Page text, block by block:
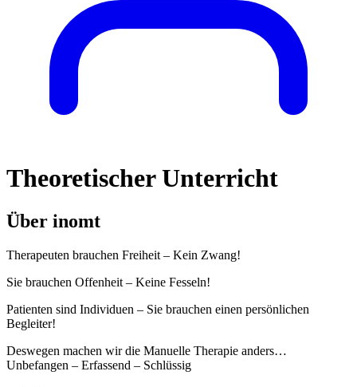
Theoretischer Unterricht
Über inomt
Therapeuten brauchen Freiheit – Kein Zwang!
Sie brauchen Offenheit – Keine Fesseln!
Patienten sind Individuen – Sie brauchen einen persönlichen
Begleiter!
Deswegen machen wir die Manuelle Therapie anders…
Unbefangen – Erfassend – Schlüssig